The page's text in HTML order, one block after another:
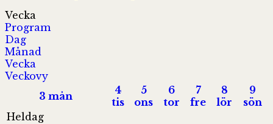
Vecka
Program
Dag
Månad
Vecka
Veckovy
3 mån
4
tis
5
ons
6
tor
7
fre
8
lör
9
sön
Heldag